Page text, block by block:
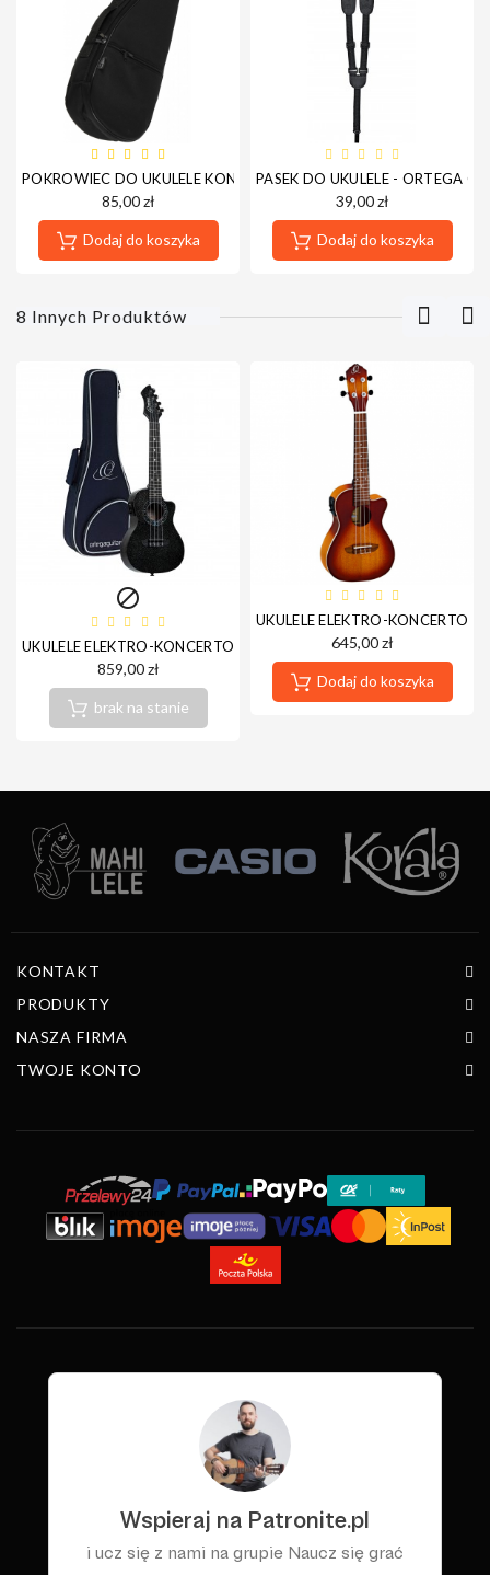
POKROWIEC DO UKULELE KONCERTOWEGO NSG-C
85,00 zł
Dodaj do koszyka
PASEK DO UKULELE - ORTEGA
39,00 zł
Dodaj do koszyka
8 Innych Produktów

UKULELE ELEKTRO-KONCERTOWE ORTEGA RUHZ-CE-STAR
859,00 zł
brak na stanie
UKULELE ELEKTRO-
645,00 zł
Dodaj do koszyka
KONTAKT
PRODUKTY
NASZA FIRMA
TWOJE KONTO